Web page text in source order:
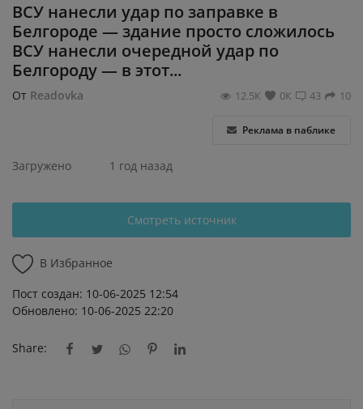
ВСУ нанесли удар по заправке в
Белгороде — здание просто сложилось
ВСУ нанесли очередной удар по
Белгороду — в этот...
От Readovka 10
43
0К
12.5К
Реклама в паблике
Загружено 1 год назад
Смотреть источник
В Избранное
Пост создан: 10-06-2025 12:54
Обновлено: 10-06-2025 22:20
Share: